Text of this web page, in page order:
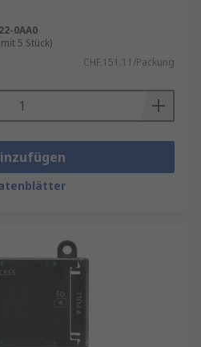
0AA0
5 Stück)
CHF.151.11/Packung